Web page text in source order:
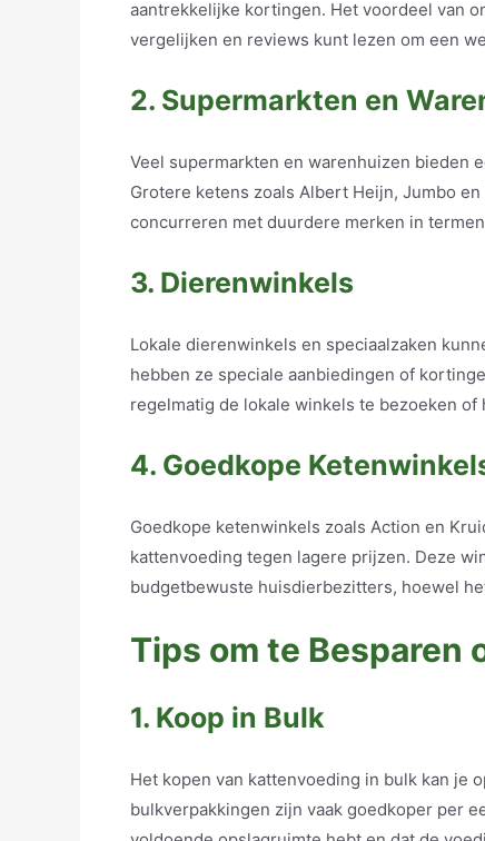
aantrekkelijke kortingen. Het voordeel van
vergelijken en reviews kunt lezen om een
2. Supermarkten en
Veel supermarkten en warenhuizen bieden
Grotere ketens zoals Albert Heijn, Jumbo
concurreren met duurdere merken in
3. Dierenwinkels
Lokale dierenwinkels en speciaalzaken
hebben ze speciale aanbiedingen of
regelmatig de lokale winkels te bezoeken
4. Goedkope
Goedkope ketenwinkels zoals Action en
kattenvoeding tegen lagere prijzen. Deze
budgetbewuste huisdierbezitters, hoewel
Tips om te Besparen
1. Koop in Bulk
Het kopen van kattenvoeding in bulk kan je
bulkverpakkingen zijn vaak goedkoper per